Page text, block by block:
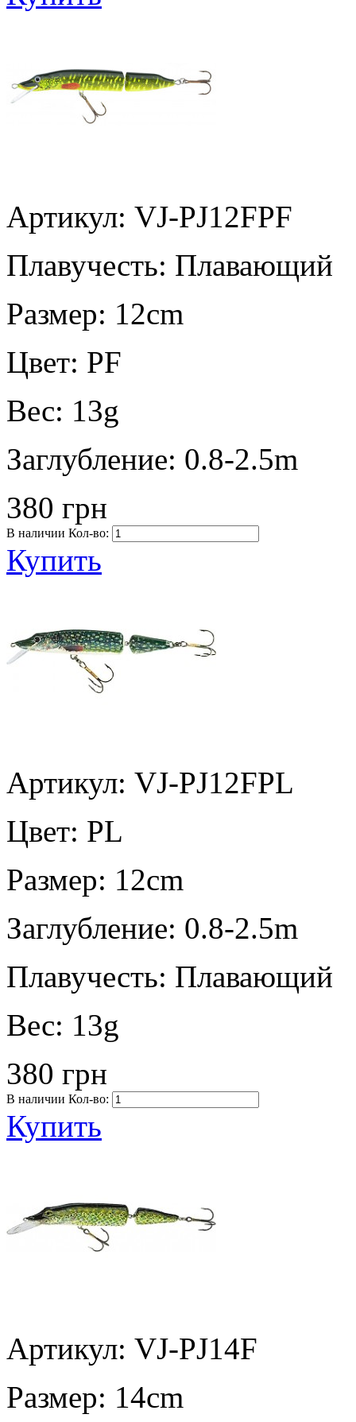
Артикул: VJ-PJ12FPF
Плавучесть: Плавающий
Размер: 12cm
Цвет: PF
Вес: 13g
Заглубление: 0.8-2.5m
380 грн
В наличии Кол-во:
Купить
Артикул: VJ-PJ12FPL
Цвет: PL
Размер: 12cm
Заглубление: 0.8-2.5m
Плавучесть: Плавающий
Вес: 13g
380 грн
В наличии Кол-во:
Купить
Артикул: VJ-PJ14F
Размер: 14cm